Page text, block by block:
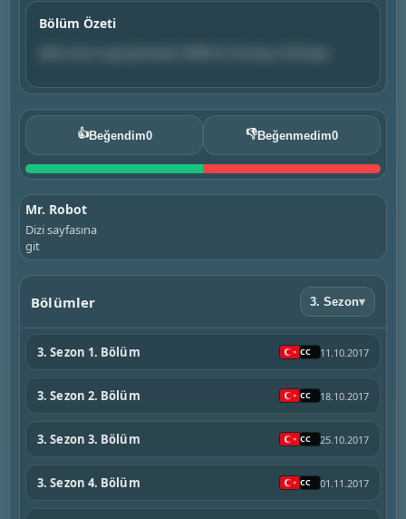
Bölüm Özeti
👍Beğendim0 👎Beğenmedim0
Mr. Robot
Dizi sayfasına
git
Bölümler 3. Sezon▾
3. Sezon 1. Bölüm 11.10.2017
3. Sezon 2. Bölüm 18.10.2017
3. Sezon 3. Bölüm 25.10.2017
3. Sezon 4. Bölüm 01.11.2017